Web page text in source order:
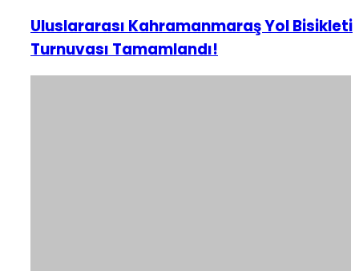
Uluslararası Kahramanmaraş Yol Bisikleti
Turnuvası Tamamlandı!